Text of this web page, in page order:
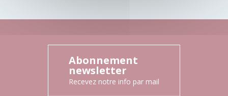
Abonnement
newsletter
Recevez notre info par mail